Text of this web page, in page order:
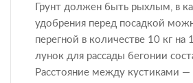
Грунт должен быть рыхлым, в
удобрения перед посадкой
перегной в количестве 10 кг на
лунок для рассады бегонии
Расстояние между кустиками